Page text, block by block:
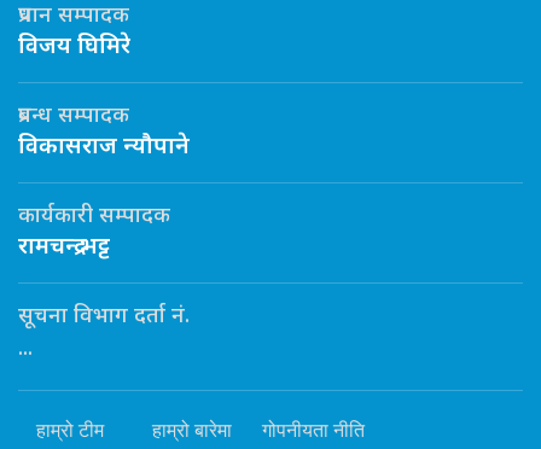
प्रधान सम्पादक
विजय घिमिरे
प्रबन्ध सम्पादक
विकासराज न्यौपाने
कार्यकारी सम्पादक
रामचन्द्र भट्ट
सूचना विभाग दर्ता नं.
...
हाम्रो टीम हाम्रो बारेमा गोपनीयता नीति